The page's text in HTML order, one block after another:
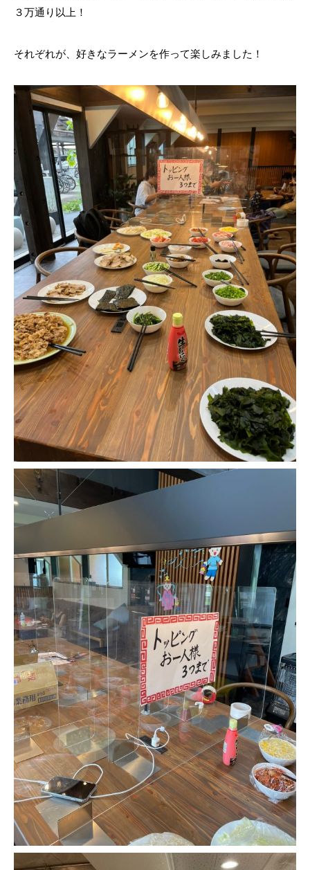
３万通り以上！
それぞれが、好きなラーメンを作って楽しみました！